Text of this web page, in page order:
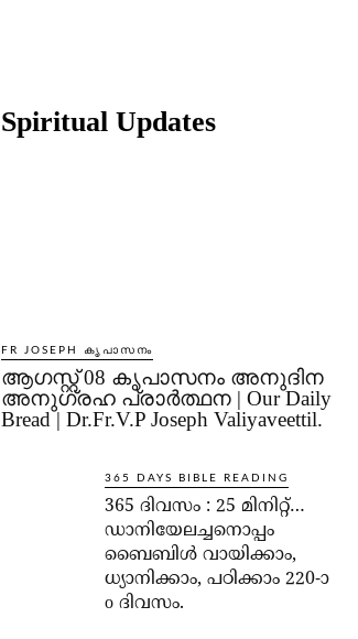
Spiritual Updates
FR JOSEPH കൃപാസനം
ആഗസ്റ്റ് 08 കൃപാസനം അനുദിന
അനുഗ്രഹ പ്രാർത്ഥന | Our Daily
Bread | Dr.Fr.V.P Joseph Valiyaveettil.
365 DAYS BIBLE READING
365 ദിവസം : 25 മിനിറ്റ്…
ഡാനിയേലച്ചനൊപ്പം
ബൈബിൾ വായിക്കാം,
ധ്യാനിക്കാം, പഠിക്കാം 220-ാ
o ദിവസം.